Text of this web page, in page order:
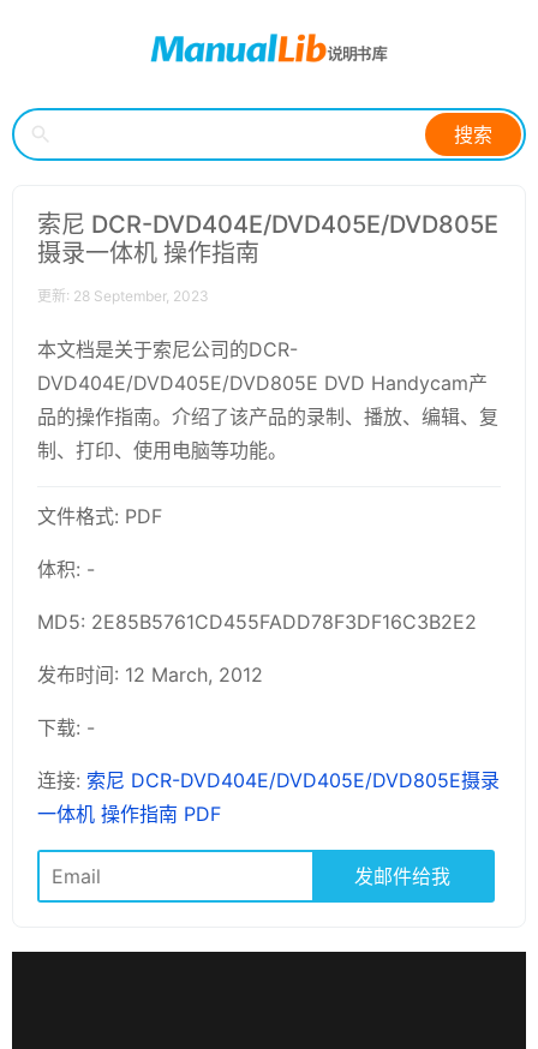
搜索
索尼 DCR-DVD404E/DVD405E/DVD805E
摄录一体机 操作指南
更新: 28 September, 2023
本文档是关于索尼公司的DCR-
DVD404E/DVD405E/DVD805E DVD Handycam产
品的操作指南。介绍了该产品的录制、播放、编辑、复
制、打印、使用电脑等功能。
文件格式: PDF
体积: -
MD5: 2E85B5761CD455FADD78F3DF16C3B2E2
发布时间: 12 March, 2012
下载: -
连接: 索尼 DCR-DVD404E/DVD405E/DVD805E摄录
一体机 操作指南 PDF
发邮件给我